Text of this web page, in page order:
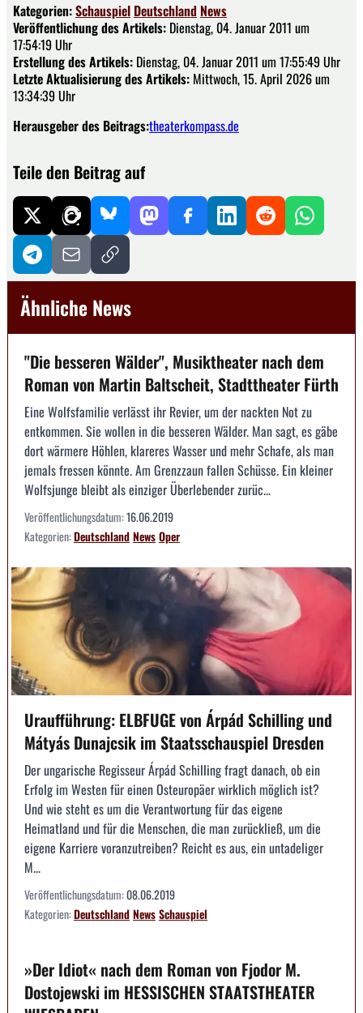
Kategorien:Schauspiel Deutschland News
Veröffentlichung des Artikels: Dienstag, 04. Januar 2011 um
17:54:19 Uhr
Erstellung des Artikels: Dienstag, 04. Januar 2011 um 17:55:49 Uhr
Letzte Aktualisierung des Artikels: Mittwoch, 15. April 2026 um
13:34:39 Uhr
Herausgeber des Beitrags:theaterkompass.de
Teile den Beitrag auf
Ähnliche News
"Die besseren Wälder", Musiktheater nach dem
Roman von Martin Baltscheit, Stadttheater Fürth
Eine Wolfsfamilie verlässt ihr Revier, um der nackten Not zu
entkommen. Sie wollen in die besseren Wälder. Man sagt, es gäbe
dort wärmere Höhlen, klareres Wasser und mehr Schafe, als man
jemals fressen könnte. Am Grenzzaun fallen Schüsse. Ein kleiner
Wolfsjunge bleibt als einziger Überlebender zurüc...
Veröffentlichungsdatum:16.06.2019
Kategorien:DeutschlandNewsOper
Uraufführung: ELBFUGE von Árpád Schilling und
Mátyás Dunajcsik im Staatsschauspiel Dresden
Der ungarische Regisseur Árpád Schilling fragt danach, ob ein
Erfolg im Westen für einen Osteuropäer wirklich möglich ist?
Und wie steht es um die Verantwortung für das eigene
Heimatland und für die Menschen, die man zurückließ, um die
eigene Karriere voranzutreiben? Reicht es aus, ein untadeliger
M...
Veröffentlichungsdatum:08.06.2019
Kategorien:DeutschlandNewsSchauspiel
»Der Idiot« nach dem Roman von Fjodor M.
Dostojewski im HESSISCHEN STAATSTHEATER